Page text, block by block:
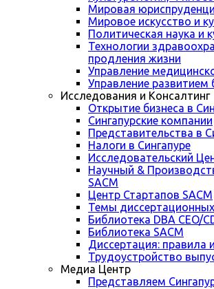
Мировая
Мировое искусство и
Политическая наука и
Технологии
продления жизни
Управление
Управление развитием
Исследования и Консалтинг
Открытие бизнеса в
Сингапурские компании
Представительства в
Налоги в Сингапуре
Исследовательский
Научный &
SACM
Центр Стартапов SACM
Темы
Библиотека DBA CEO/
Библиотека SACM
Диссертация: правила
Трудоустройство
Медиа Центр
Представляем